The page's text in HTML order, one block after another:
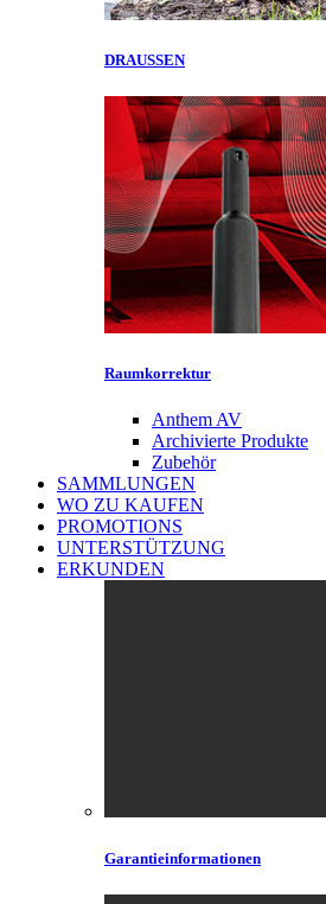
DRAUSSEN
Raumkorrektur
Anthem AV
Archivierte Produkte
Zubehör
SAMMLUNGEN
WO ZU KAUFEN
PROMOTIONS
UNTERSTÜTZUNG
ERKUNDEN
Garantieinformationen